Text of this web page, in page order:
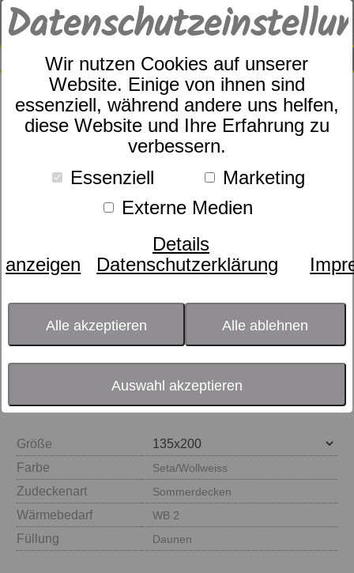
Wir nutzen Cookies auf unserer
Website. Einige von ihnen sind
essenziell, während andere uns helfen,
diese Website und Ihre Erfahrung zu
verbessern.
Essenziell
Marketing
Externe Medien
Details
anzeigen
Datenschutzerklärung
Alle akzeptieren Alle ablehnen
Auswahl akzeptieren
SUCHE
0
Zudecke
dormabell CL Daune 200
Größe
Farbe
Seta/Wollweiss
Zudeckenart Sommerdecken
Wärmebedarf WB 2
Füllung Daunen